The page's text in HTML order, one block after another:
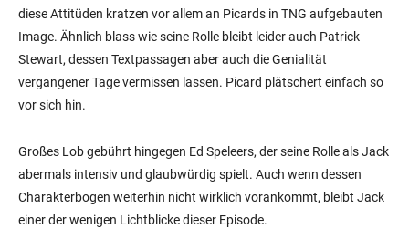
diese Attitüden kratzen vor allem an Picards in TNG aufgebauten
Image. Ähnlich blass wie seine Rolle bleibt leider auch Patrick
Stewart, dessen Textpassagen aber auch die Genialität
vergangener Tage vermissen lassen. Picard plätschert einfach so
vor sich hin.
Großes Lob gebührt hingegen Ed Speleers, der seine Rolle als Jack
abermals intensiv und glaubwürdig spielt. Auch wenn dessen
Charakterbogen weiterhin nicht wirklich vorankommt, bleibt Jack
einer der wenigen Lichtblicke dieser Episode.